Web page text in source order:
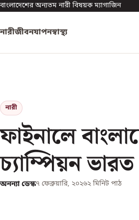
বাংলাদেশের অন্যতম নারী বিষয়ক ম্যাগাজিন
নারীজীবনযাপনস্বাস্থ্য
নারী
ফাইনালে
চ্যাম্পিয়ন ভারত
অনন্যা ডেস্ক৭ ফেব্রুয়ারি, ২০২৬২ মিনিট পাঠ